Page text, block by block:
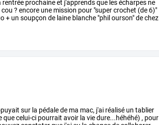
rentrée prochaineet j'apprendsque lesécharpes ne
cou ? encore une mission pour "supercrochet (de 6)"
+ un soupçon de laine blanche "phil ourson"dechez
sur la pédalede ma mac, j'ai réalisé un tablier
quecelui-ci pourrait avoir la viedure...héhéhé) , pour